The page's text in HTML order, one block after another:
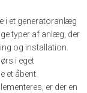
i et generatoranlæg
typer af anlæg, der
og installation.
i eget
et åbent
er der en